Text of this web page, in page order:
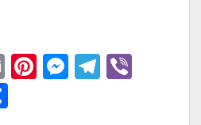
E
m
ai
Pi M T